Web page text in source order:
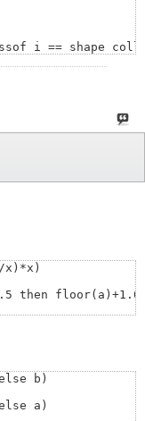
i == shape
i ==
BoneGeometry
i == helper
i == light
i == camera
x)*x)
then
fx else cx
b)
a)